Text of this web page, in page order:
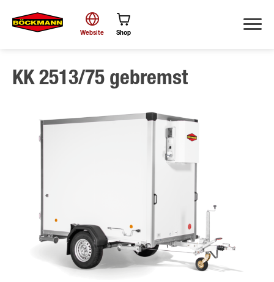
Zoek
Website Shop
KK 2513/75 gebremst